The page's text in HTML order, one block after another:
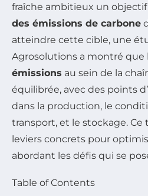
fraîche ambitieux un
des émissions de carbone
atteindre cette cible, une
Agrosolutions a montré que
émissions au sein de la
équilibrée, avec des points
dans la production, le
transport, et le stockage. Ce
leviers concrets pour
abordant les défis qui se
Table of Contents